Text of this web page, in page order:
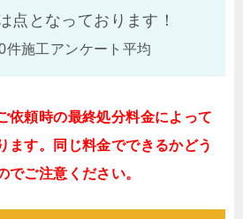
点となっております！
施工アンケート平均
依頼時の最終処分料金によって
ます。同じ料金でできるかどう
でご注意ください。